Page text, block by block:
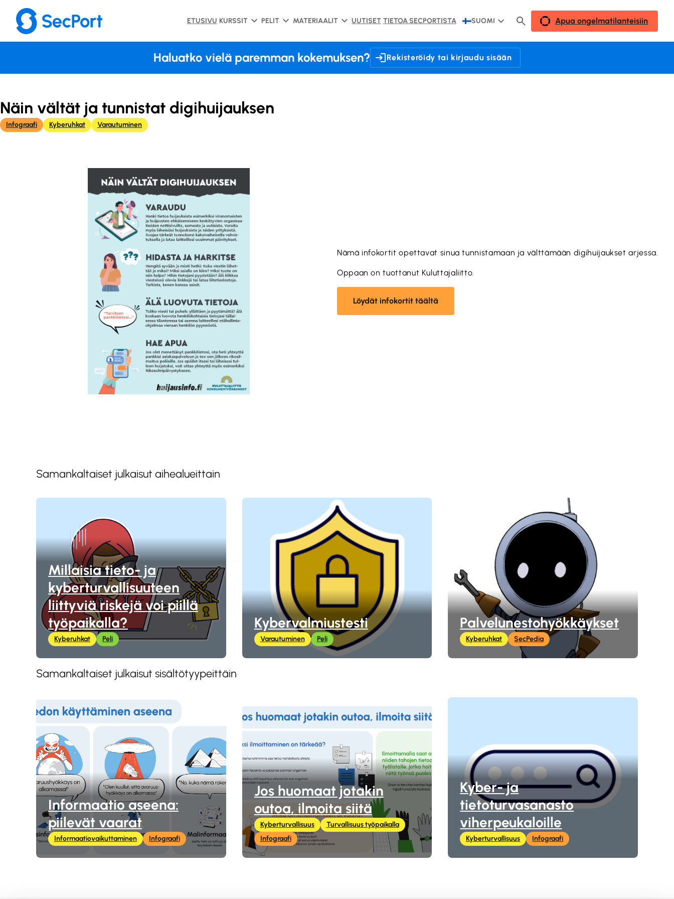
sisältöön
ETUSIVU KURSSIT PELIT MATERIAALIT UUTISET TIETOA SECPORTISTA SUOMI Apua ongelmatilanteisiin
Haluatko vielä paremman kokemuksen? Rekisteröidy tai kirjaudu sisään
Näin vältät ja tunnistat digihuijauksen
Infograafi Kyberuhkat Varautuminen
Nämä infokortit opettavat sinua tunnistamaan ja välttämään digihuijaukset arjessa.
Oppaan on tuottanut Kuluttajaliitto.
Löydät infokortit täältä
Samankaltaiset julkaisut aihealueittain
Millaisia tieto- ja
kyberturvallisuuteen
liittyviä riskejä voi piillä
työpaikalla?
Kyberuhkat Peli
Kybervalmiustesti
Varautuminen Peli
Palvelunestohyökkäykset
Kyberuhkat SecPedia
Samankaltaiset julkaisut sisältötyypeittäin
Informaatio aseena:
piilevät vaarat
Informaatiovaikuttaminen Infograafi
Jos huomaat jotakin
outoa, ilmoita siitä
Kyberturvallisuus
Turvallisuus työpaikalla
Infograafi
Kyber- ja
tietoturvasanasto
viherpeukaloille
Kyberturvallisuus Infograafi